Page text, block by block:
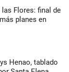
Flores: final de
planes en
Henao, tablado